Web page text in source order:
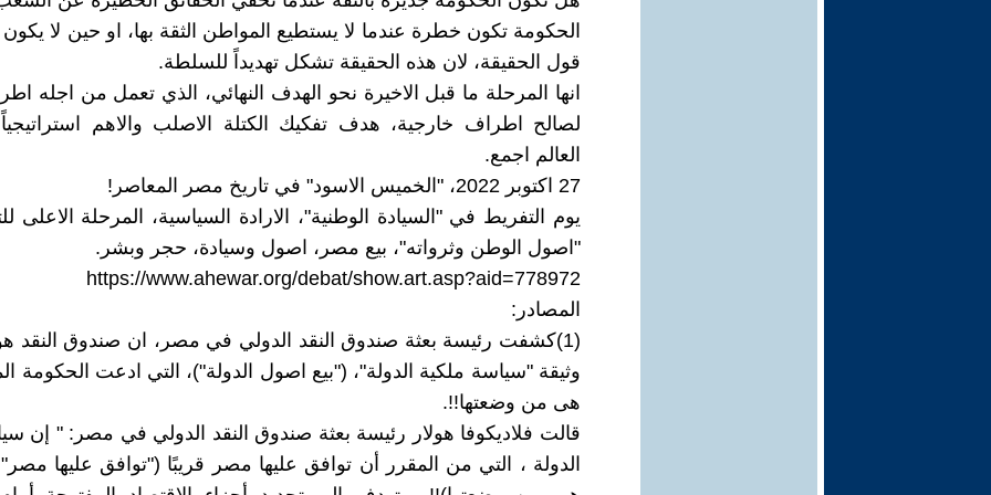
الحكومة تكون خطرة عندما لا يستطيع المواطن الثقة بها، او حين لا
قول الحقيقة، لان هذه الحقيقة تشكل تهديداً للسلطة.
انها المرحلة ما قبل الاخيرة نحو الهدف النهائي، الذي تعمل من اجله
لصالح اطراف خارجية، هدف تفكيك الكتلة الاصلب والاهم
العالم اجمع.
27 اكتوبر 2022، "الخميس الاسود" في تاريخ مصر المعاصر!
يوم التفريط في "السيادة الوطنية"، الارادة السياسية، المرحلة الاعلى
"اصول الوطن وثرواته"، بيع مصر، اصول وسيادة، حجر وبشر.
https://www.ahewar.org/debat/show.art.asp?aid=778972
المصادر:
(1)كشفت رئيسة بعثة صندوق النقد الدولي في مصر، ان صندوق
وثيقة "سياسة ملكية الدولة"، ("بيع اصول الدولة")، التي ادعت الحكومة
هى من وضعتها!!.
قالت فلاديكوفا هولار رئيسة بعثة صندوق النقد الدولي في مصر: " إن
الدولة ، التي من المقرر أن توافق عليها مصر قريبًا ("توافق عليها